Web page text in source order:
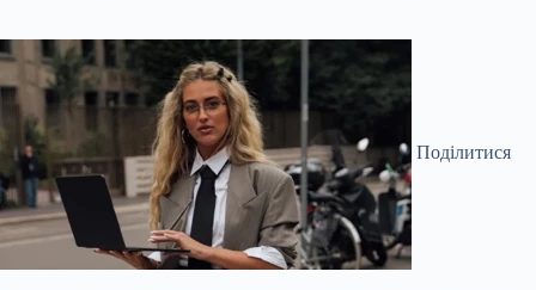
Поділитися